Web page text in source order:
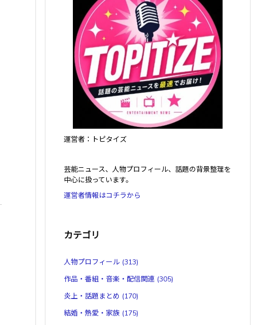
運営者：トピタイズ
芸能ニュース、人物プロフィール、話題の背景整理を
中心に扱っています。
運営者情報はコチラから
カテゴリ
人物プロフィール (313)
作品・番組・音楽・配信関連 (305)
炎上・話題まとめ (170)
結婚・熱愛・家族 (175)